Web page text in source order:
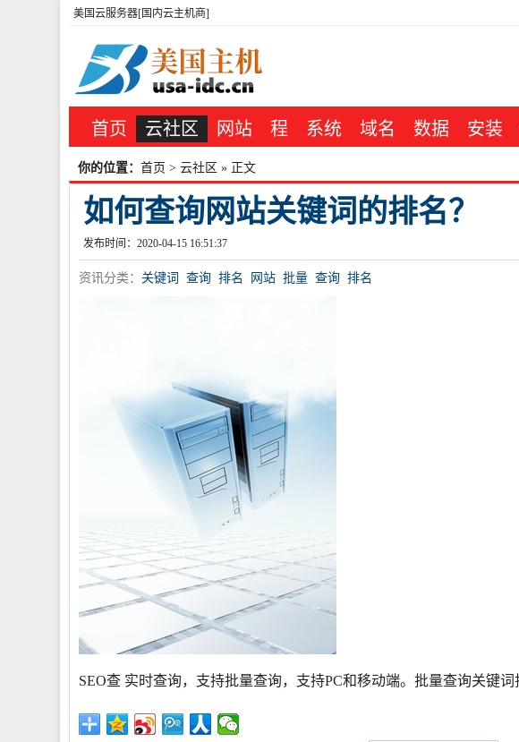
美国云服务器[国内云主机商]
首页 云社区 网站 程 系统 域名 数据 安装
你的位置： 首页 > 云社区 » 正文
如何查询网站关键词的排名？
发布时间：2020-04-15 16:51:37
资讯分类： 关键词 查询 排名 网站 批量 查询 排名
SEO查 实时查询，支持批量查询，支持PC和移动端。批量查询关键